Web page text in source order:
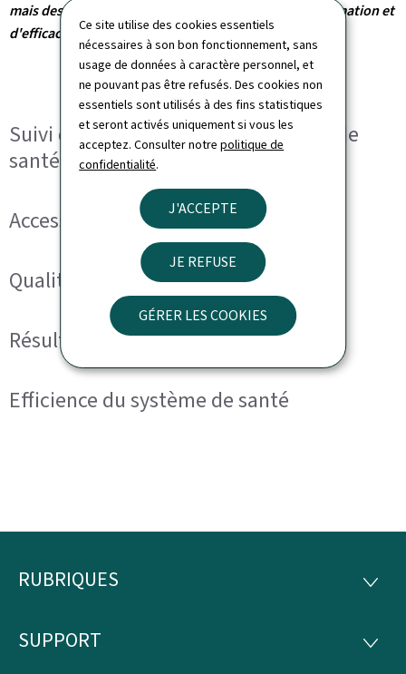
Ce site utilise des cookies essentiels
nécessaires à son bon fonctionnement, sans
usage de données à caractère personnel, et
ne pouvant pas être refusés. Des cookies non
essentiels sont utilisés à des fins statistiques
et seront activés uniquement si vous les
acceptez. Consulter notrepolitique de
confidentialité.
J'ACCEPTE
JE REFUSE
GÉRER LES COOKIES
mais des défis subsistent en matière d'équité, d'information et
d'efficacité.
Suivi de la performance du système de
santé et systèmes d'information
Accessibilité et protection financière
Qualité des soins de santé
Résultats du système de santé
Efficience du système de santé
Pied
page
RUBRIQUES
SUPPORT